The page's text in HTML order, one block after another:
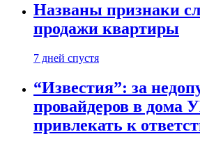
Названы признаки
продажи квартиры
7 дней спустя
“Известия”: за
провайдеров в дома
привлекать к